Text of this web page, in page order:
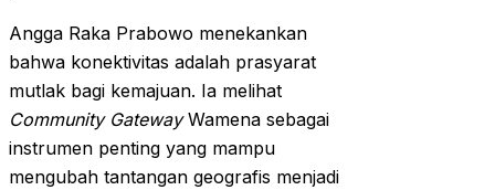
Angga Raka Prabowo menekankan
bahwa konektivitas adalah prasyarat
mutlak bagi kemajuan. Ia melihat
Community GatewayWamena sebagai
instrumen penting yang mampu
mengubah tantangan geografis menjadi